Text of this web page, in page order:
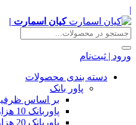
|
کیان اسمارت |
ورود | ثبت‌نام
دسته بندی محصولات
پاور بانک
بر اساس
پاوربانک 10 هزار
پاوربانک 20 هزار